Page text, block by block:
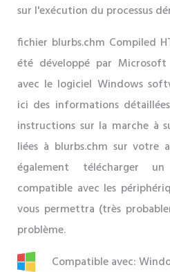
sur l'exécution du processus
fichier blurbs.chm Compiled
été développé par
avec le logiciel Windows
ici des informations
instructions sur la marche à
liées à blurbs.chm sur votre
également télécharger
compatible avec les
vous permettra (très
problème.
Compatible avec: